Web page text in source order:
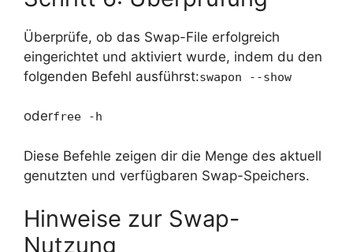
Überprüfe, ob das Swap-File erfolgreich
eingerichtet und aktiviert wurde, indem du den
folgenden Befehl ausführst:swapon --show
oderfree -h
Diese Befehle zeigen dir die Menge des aktuell
genutzten und verfügbaren Swap-Speichers.
Hinweise zur Swap-
Nutzung